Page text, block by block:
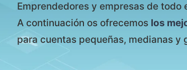
Emprendedores y empresas de todo
A continuación os ofrecemos los
para cuentas pequeñas, medianas y